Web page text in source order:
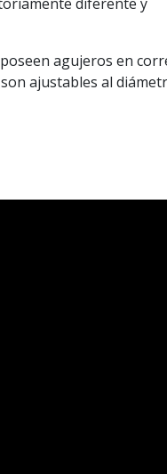
agujeros en
ajustables al